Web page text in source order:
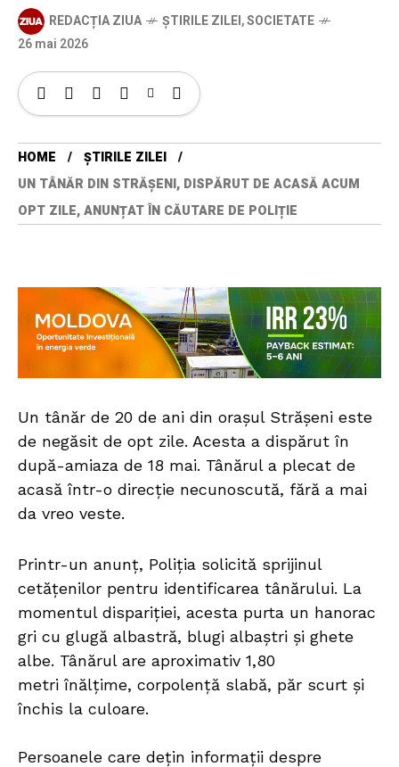
REDACȚIA ZIUA ȘTIRILE ZILEI,SOCIETATE
26 mai 2026
HOME
ȘTIRILE ZILEI
UN TÂNĂR DIN STRĂȘENI, DISPĂRUT DE ACASĂ ACUM
OPT ZILE, ANUNȚAT ÎN CĂUTARE DE POLIȚIE
Un tânăr de 20 de ani din orașul Strășeni este
de negăsit de opt zile. Acesta a dispărut în
după-amiaza de 18 mai. Tânărul a plecat de
acasă într-o direcție necunoscută, fără a mai
da vreo veste.
Printr-un anunț, Poliția solicită sprijinul
cetățenilor pentru identificarea tânărului. La
momentul dispariției, acesta purta un hanorac
gri cu glugă albastră, blugi albaștri și ghete
albe. Tânărul are aproximativ 1,80
metri înălțime, corpolență slabă, păr scurt și
închis la culoare.
Persoanele care dețin informații despre